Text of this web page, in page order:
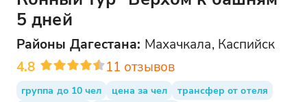
5 дней
Районы Дагестана: Махачкала, Каспийск
4.8
11 отзывов
группа до 10 чел цена за чел
трансфер от отеля